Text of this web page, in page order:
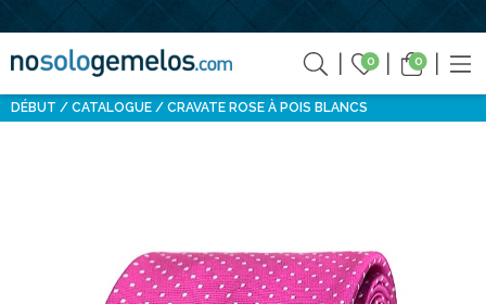
0 0
DÉBUT CATALOGUE CRAVATE ROSE À POIS BLANCS